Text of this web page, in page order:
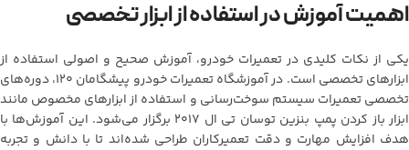
اهمیت آموزش در استفاده از ابزار تخصصی
یکی از نکات کلیدی در تعمیرات خودرو، آموزش صحیح و اصولی استفاده از
ابزارهای تخصصی است. در آموزشگاه تعمیرات خودرو پیشگامان 120، دوره‌های
تخصصی تعمیرات سیستم سوخت‌رسانی و استفاده از ابزارهای مخصوص مانند
ابزار باز کردن پمپ بنزین توسان تی ال 2017 برگزار می‌شود. این آموزش‌ها با
هدف افزایش مهارت و دقت تعمیرکاران طراحی شده‌اند تا با دانش و تجربه